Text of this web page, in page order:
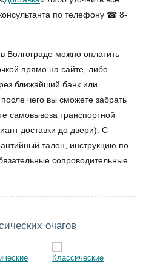
по телефону ☎ 8-
Волгограде можно оплатить
прямо на сайте, либо
ближайший банк или
чего вы сможете забрать
самовывоза транспортной
доставки до двери). С
талон, инструкцию по
сопроводительные
очагов